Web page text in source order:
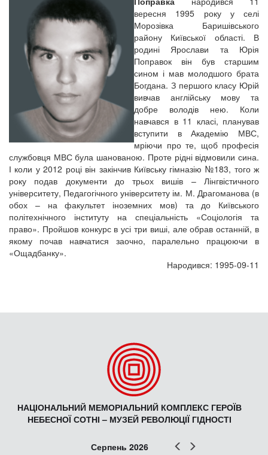
вересня 1995 року у селі
Морозівка Баришівського
району Київської області. В
родині Ярослави та Юрія
Поправок він був старшим
сином і мав молодшого брата
Богдана. З першого класу Юрій
вивчав англійську мову та
добре володів нею. Коли
навчався в 11 класі, планував
вступити в Академію МВС,
мріючи про те, щоб професія
службовця МВС була шанованою. Проте рідні відмовили сина.
І коли у 2012 році він закінчив Київську гімназію №183, того ж
року подав документи до трьох вишів – Лінгвістичного
університету, Педагогічного університету ім. М. Драгоманова (в
обох – на факультет іноземних мов) та до Київського
політехнічного інституту на спеціальність «Соціологія та
право». Пройшов конкурс в усі три виші, але обрав останній, в
якому почав навчатися заочно, паралельно працюючи в
«Ощадбанку».
Народився: 1995-09-11
НАЦІОНАЛЬНИЙ МЕМОРІАЛЬНИЙ КОМПЛЕКС ГЕРОЇВ
НЕБЕСНОЇ СОТНІ – МУЗЕЙ РЕВОЛЮЦІЇ ГІДНОСТІ
Попер
Серпень 2026